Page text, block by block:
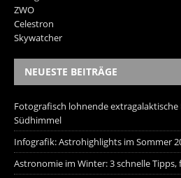
ZWO
Celestron
Skywatcher
NEUESTE BEITRÄGE
Fotografisch lohnende
Südhimmel
Infografik: Astrohighlights im Sommer
Astronomie im Winter: 3 schnelle